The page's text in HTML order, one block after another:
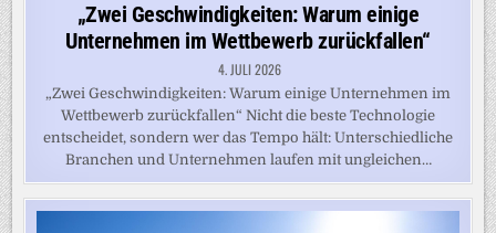
„Zwei Geschwindigkeiten: Warum einige
Unternehmen im Wettbewerb zurückfallen“
4. JULI 2026
„Zwei Geschwindigkeiten: Warum einige Unternehmen im
Wettbewerb zurückfallen“ Nicht die beste Technologie
entscheidet, sondern wer das Tempo hält: Unterschiedliche
Branchen und Unternehmen laufen mit ungleichen…